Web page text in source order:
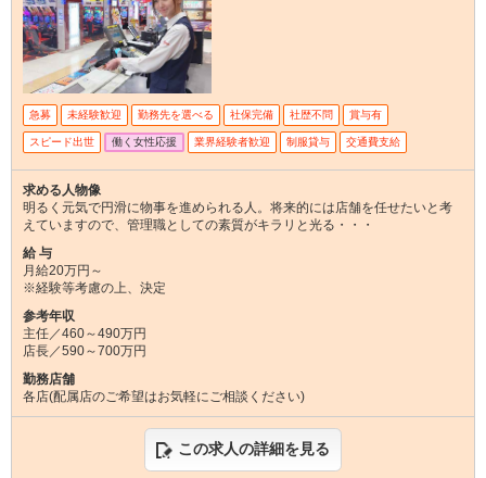
急募 未経験歓迎 勤務先を選べる 社保完備 社歴不問 賞与有
スピード出世 働く女性応援 業界経験者歓迎 制服貸与 交通費支給
求める人物像
明るく元気で円滑に物事を進められる人。将来的には店舗を任せたいと考
えていますので、管理職としての素質がキラリと光る・・・
給 与
月給20万円～
※経験等考慮の上、決定
参考年収
主任／460～490万円
店長／590～700万円
勤務店舗
各店(配属店のご希望はお気軽にご相談ください)
この求人の詳細を見る